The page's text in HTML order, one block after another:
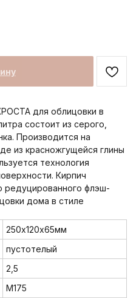
для облицовки в
состоит из серого,
Производится на
из красножгущейся глины
технология
Кирпич
редуцированного флэш-
дома в стиле
250х120х65мм
пустотелый
2,5
М175